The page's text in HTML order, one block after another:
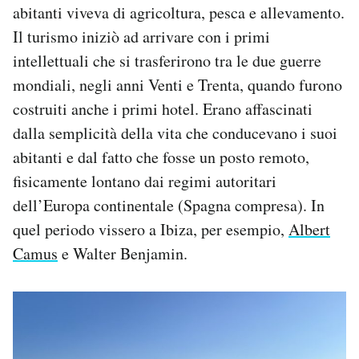
abitanti viveva di agricoltura, pesca e allevamento.
Il turismo iniziò ad arrivare con i primi
intellettuali che si trasferirono tra le due guerre
mondiali, negli anni Venti e Trenta, quando furono
costruiti anche i primi hotel. Erano affascinati
dalla semplicità della vita che conducevano i suoi
abitanti e dal fatto che fosse un posto remoto,
fisicamente lontano dai regimi autoritari
dell’Europa continentale (Spagna compresa). In
quel periodo vissero a Ibiza, per esempio, Albert
Camus e Walter Benjamin.